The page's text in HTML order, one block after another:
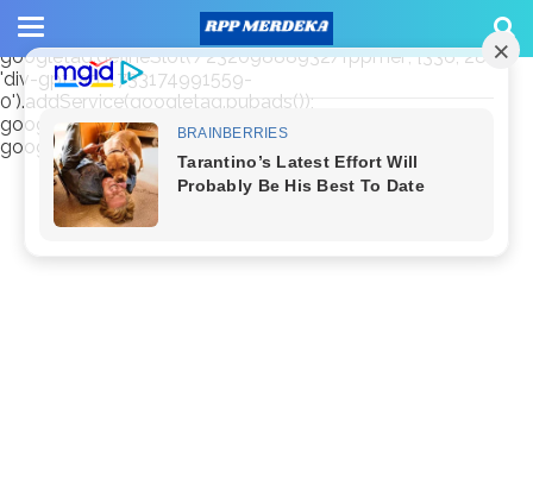
window.googletag = window.googletag || {cmd: []};
googletag.cmd.push(function() {
googletag.defineSlot('/23209888932/rppmer', [336, 280],
'div-gpt-ad-1733174991559-
0').addService(googletag.pubads());
googletag.pubads().enableSingleRequest();
googletag.enableServices(); });